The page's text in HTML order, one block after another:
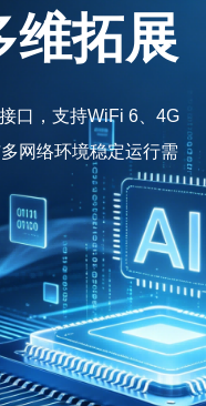
维拓展
口，支持WiFi 6、4G
网络环境稳定运行需